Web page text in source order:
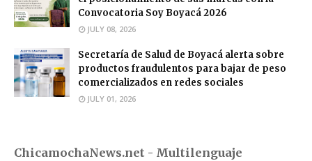
Convocatoria Soy Boyacá 2026
JULY 08, 2026
Secretaría de Salud de Boyacá alerta sobre
productos fraudulentos para bajar de peso
comercializados en redes sociales
JULY 01, 2026
ChicamochaNews.net - Multilenguaje